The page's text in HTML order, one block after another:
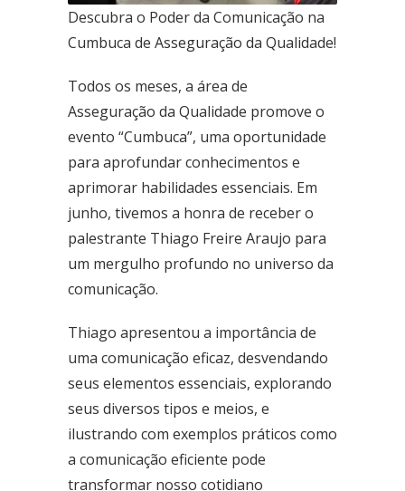
Ceilândia
Fone: (61) 3035-6666
Taguatinga
Pistão Sul CSG 9
Fone: (61) 3030-6666
Taguatinga
Pistão Sul CSG 9
Fone: (61) 3030-6666
Ceilândia
Fone: (61) 3035-6666
Park Sul
Fone: (61) 3773-6655
BRASAL COMBUSTÍVEIS
Descubra o Poder da Comunicação na
Cumbuca de Asseguração da Qualidade!
Todos os meses, a área de
Asseguração da Qualidade promove o
evento “Cumbuca”, uma oportunidade
para aprofundar conhecimentos e
aprimorar habilidades essenciais. Em
junho, tivemos a honra de receber o
palestrante Thiago Freire Araujo para
um mergulho profundo no universo da
comunicação.
Thiago apresentou a importância de
uma comunicação eficaz, desvendando
seus elementos essenciais, explorando
seus diversos tipos e meios, e
ilustrando com exemplos práticos como
a comunicação eficiente pode
transformar nosso cotidiano